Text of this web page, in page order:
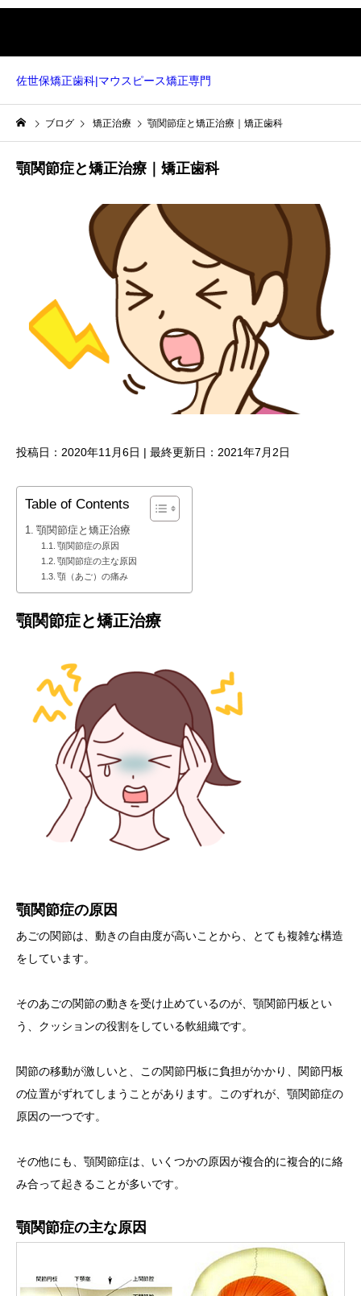
佐世保矯正歯科|マウスピース矯正専門
ブログ 矯正治療 顎関節症と矯正治療｜矯正歯科
顎関節症と矯正治療｜矯正歯科
投稿日：2020年11月6日 | 最終更新日：2021年7月2日
Table of Contents
顎関節症と矯正治療
顎関節症の原因
顎関節症の主な原因
顎（あご）の痛み
顎関節症と矯正治療
顎関節症の原因
あごの関節は、動きの自由度が高いことから、とても複雑な構造
をしています。
そのあごの関節の動きを受け止めているのが、顎関節円板とい
う、クッションの役割をしている軟組織です。
関節の移動が激しいと、この関節円板に負担がかかり、関節円板
の位置がずれてしまうことがあります。このずれが、顎関節症の
原因の一つです。
その他にも、顎関節症は、いくつかの原因が複合的に複合的に絡
み合って起きることが多いです。
顎関節症の主な原因